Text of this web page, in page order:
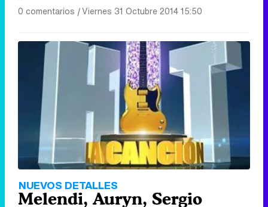
0 comentarios |Viernes 31 Octubre 2014 15:50
NUEVOS DETALLES
Melendi, Auryn, Sergio